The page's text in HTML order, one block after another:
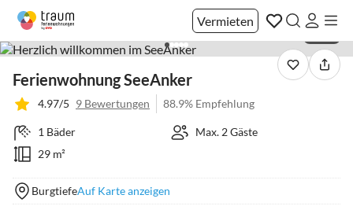
Vermieten
Ferienwohnung SeeAnker
4.97/5 9 Bewertungen 88.9% Empfehlung
1 Bäder
Max. 2 Gäste
29 m²
BurgtiefeAuf Karte anzeigen